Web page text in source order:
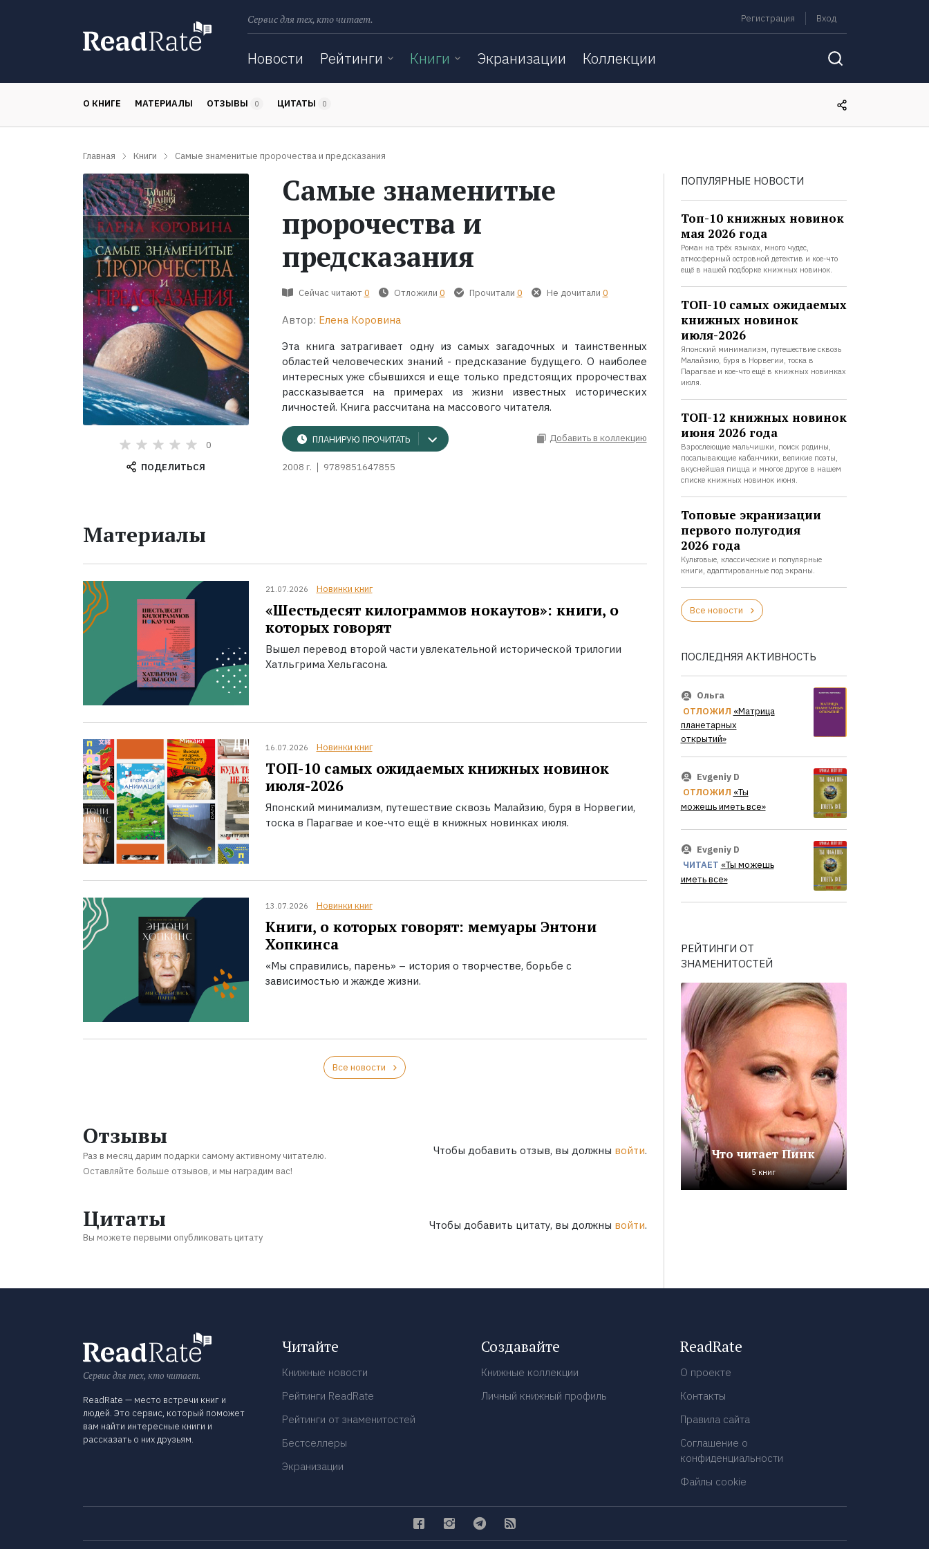
Сервис для тех, кто читает. Регистрация Вход
Новости Рейтинги Книги Экранизации Коллекции
О КНИГЕ МАТЕРИАЛЫ ОТЗЫВЫ 0 ЦИТАТЫ 0
Главная Книги Самые знаменитые пророчества и предсказания
0
ПОДЕЛИТЬСЯ
Самые знаменитые
пророчества и
предсказания
Сейчас читают 0 Отложили 0 Прочитали 0 Не дочитали 0
Автор: Елена Коровина
Эта книга затрагивает одну из самых загадочных и таинственных
областей человеческих знаний - предсказание будущего. О наиболее
интересных уже сбывшихся и еще только предстоящих пророчествах
рассказывается на примерах из жизни известных исторических
личностей. Книга рассчитана на массового читателя.
ПЛАНИРУЮ ПРОЧИТАТЬ Добавить в коллекцию
2008 г. 9789851647855
Материалы
21.07.2026 Новинки книг
«Шестьдесят килограммов нокаутов»: книги, о
которых говорят
Вышел перевод второй части увлекательной исторической трилогии
Хатльгрима Хельгасона.
16.07.2026 Новинки книг
ТОП-10 самых ожидаемых книжных новинок
июля-2026
Японский минимализм, путешествие сквозь Малайзию, буря в Норвегии,
тоска в Парагвае и кое-что ещё в книжных новинках июля.
13.07.2026 Новинки книг
Книги, о которых говорят: мемуары Энтони
Хопкинса
«Мы справились, парень» – история о творчестве, борьбе с
зависимостью и жажде жизни.
Все новости
Отзывы
Раз в месяц дарим подарки самому активному читателю.
Оставляйте больше отзывов, и мы наградим вас!
Чтобы добавить отзыв, вы должны войти.
Цитаты
Вы можете первыми опубликовать цитату
Чтобы добавить цитату, вы должны войти.
ПОПУЛЯРНЫЕ НОВОСТИ
Топ-10 книжных новинок
мая 2026 года
Роман на трёх языках, много чудес,
атмосферный островной детектив и кое-что
ещё в нашей подборке книжных новинок.
ТОП-10 самых ожидаемых
книжных новинок
июля-2026
Японский минимализм, путешествие сквозь
Малайзию, буря в Норвегии, тоска в
Парагвае и кое-что ещё в книжных новинках
июля.
ТОП-12 книжных новинок
июня 2026 года
Взрослеющие мальчишки, поиск родины,
посапывающие кабанчики, великие поэты,
вкуснейшая пицца и многое другое в нашем
списке книжных новинок июня.
Топовые экранизации
первого полугодия
2026 года
Культовые, классические и популярные
книги, адаптированные под экраны.
Все новости
ПОСЛЕДНЯЯ АКТИВНОСТЬ
Ольга
ОТЛОЖИЛ «Матрица
планетарных
открытий»
Evgeniy D
ОТЛОЖИЛ «Ты
можешь иметь все»
Evgeniy D
ЧИТАЕТ «Ты можешь
иметь все»
РЕЙТИНГИ ОТ
ЗНАМЕНИТОСТЕЙ
Что читает Пинк
5 книг
Сервис для тех, кто читает.
ReadRate — место встречи книг и
людей. Это сервис, который поможет
вам найти интересные книги и
рассказать о них друзьям.
Читайте
Книжные новости
Рейтинги ReadRate
Рейтинги от знаменитостей
Бестселлеры
Экранизации
Создавайте
Книжные коллекции
Личный книжный профиль
ReadRate
О проекте
Контакты
Правила сайта
Соглашение о
конфиденциальности
Файлы cookie